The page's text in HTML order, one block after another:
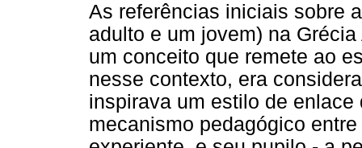
As referências iniciais sobre
adulto e um jovem) na
um conceito que remete ao
nesse contexto, era
inspirava um estilo de
mecanismo pedagógico